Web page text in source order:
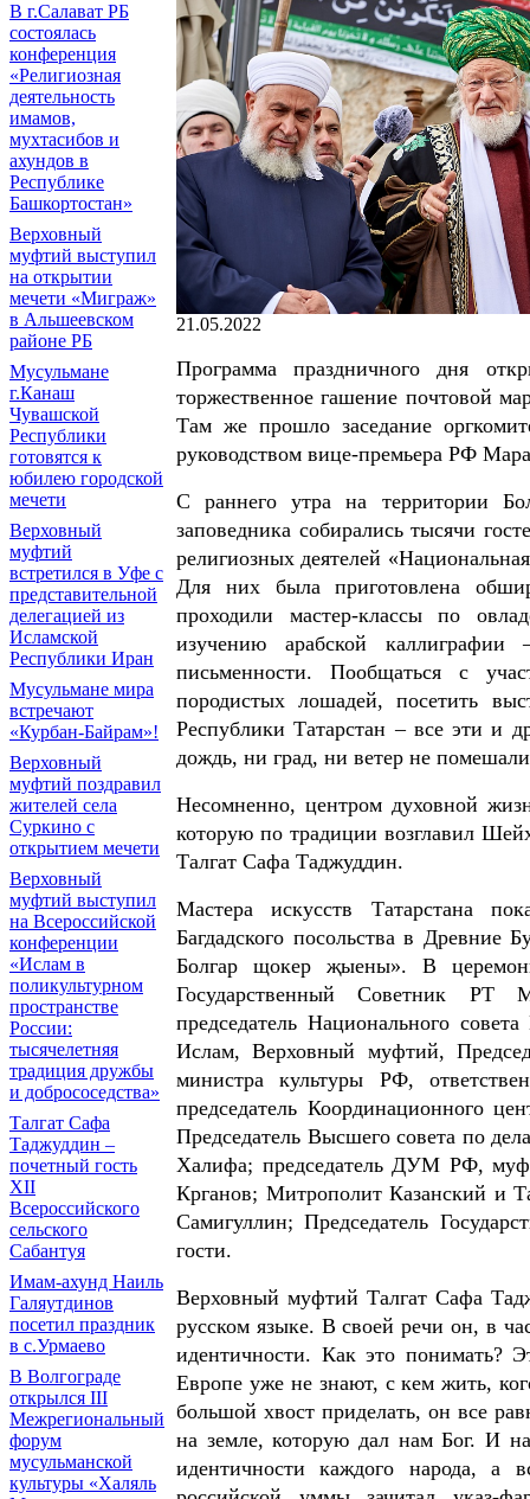
В г.Салават РБ
состоялась
конференция
«Религиозная
деятельность
имамов,
мухтасибов и
ахундов в
Республике
Башкортостан»
Верховный
муфтий выступил
на открытии
мечети «Миграж»
в Альшеевском
районе РБ
Мусульмане
г.Канаш
Чувашской
Республики
готовятся к
юбилею городской
мечети
Верховный
муфтий
встретился в Уфе с
представительной
делегацией из
Исламской
Республики Иран
Мусульмане мира
встречают
«Курбан-Байрам»!
Верховный
муфтий поздравил
жителей села
Суркино с
открытием мечети
Верховный
муфтий выступил
на Всероссийской
конференции
«Ислам в
поликультурном
пространстве
России:
тысячелетняя
традиция дружбы
и добрососедства»
Талгат Сафа
Таджуддин –
почетный гость
XII
Всероссийского
сельского
Сабантуя
Имам-ахунд Наиль
Галяутдинов
посетил праздник
в с.Урмаево
В Волгограде
открылся III
Межрегиональный
форум
мусульманской
культуры «Халяль
21.05.2022
Программа праздничного дня
торжественное гашение почтовой
Там же прошло заседание
руководством вице-премьера РФ
С раннего утра на территории
заповедника собирались тысячи
религиозных деятелей
Для них была приготовлена
проходили мастер-классы по
изучению арабской каллиграфии
письменности. Пообщаться с
породистых лошадей, посетить
Республики Татарстан – все эти и
дождь, ни град, ни ветер не
Несомненно, центром духовной
которую по традиции возглавил
Талгат Сафа Таджуддин.
Мастера искусств Татарстана
Багдадского посольства в Древние
Болгар щокер җыены». В
Государственный Советник РТ
председатель Национального
Ислам, Верховный муфтий,
министра культуры РФ,
председатель Координационного
Председатель Высшего совета по
Халифа; председатель ДУМ РФ,
Крганов; Митрополит Казанский и
Самигуллин; Председатель
гости.
Верховный муфтий Талгат Сафа
русском языке. В своей речи он, в
идентичности. Как это понимать?
Европе уже не знают, с кем жить,
большой хвост приделать, он все
на земле, которую дал нам Бог. И
идентичности каждого народа, а